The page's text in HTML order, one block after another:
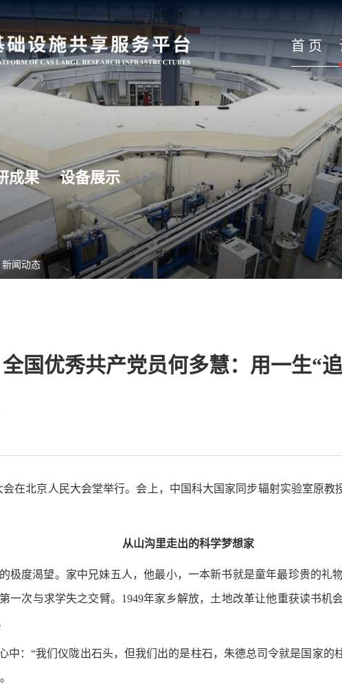
首 页
成果 设备展示
新闻动态
全国优秀共产党员何多慧：用一生“
在北京人民大会堂举行。会上，中国科大国家同步辐射实验室原
从山沟里走出的科学梦想家
极度渴望。家中兄妹五人，他最小，一本新书就是童年最珍贵的礼
一次与求学失之交臂。1949年家乡解放，土地改革让他重获读书机
中：“我们仪陇出石头，但我们出的是柱石，朱德总司令就是国家